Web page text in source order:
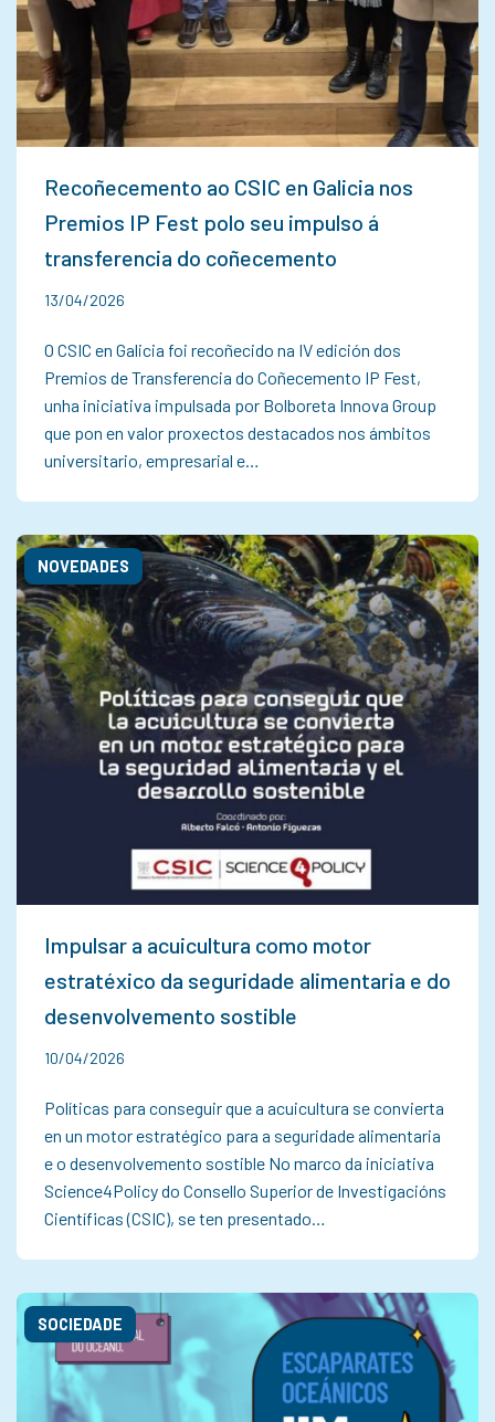
Recoñecemento ao CSIC en Galicia nos
Premios IP Fest polo seu impulso á
transferencia do coñecemento
13/04/2026
O CSIC en Galicia foi recoñecido na IV edición dos
Premios de Transferencia do Coñecemento IP Fest,
unha iniciativa impulsada por Bolboreta Innova Group
que pon en valor proxectos destacados nos ámbitos
universitario, empresarial e…
Impulsar a acuicultura como motor
estratéxico da seguridade alimentaria e do
desenvolvemento sostible
NOVEDADES
10/04/2026
Políticas para conseguir que a acuicultura se convierta
en un motor estratégico para a seguridade alimentaria
e o desenvolvemento sostible No marco da iniciativa
Science4Policy do Consello Superior de Investigacións
Científicas (CSIC), se ten presentado…
SOCIEDADE